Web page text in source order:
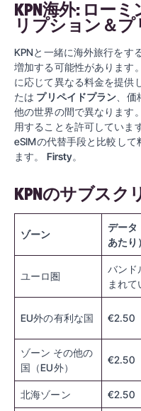
KPN海外: ロー
リプション＆プ
KPNと一緒に海外旅行をす
増加する可能性があります
に応じて異なる料金を提供
たは プリペイドプラン 、
他の世界の間で異なります
用することを許可していま
eSIMの代替手段と比較し
ます。 Firsty。
KPNのサブスク
ゾーン
データ
あたり
ユーロ圏
バンド
まれて
EU外の有利な国 €2.50
ゾーン その他の
国（EU外）
€2.50
北海ゾーン €2.50